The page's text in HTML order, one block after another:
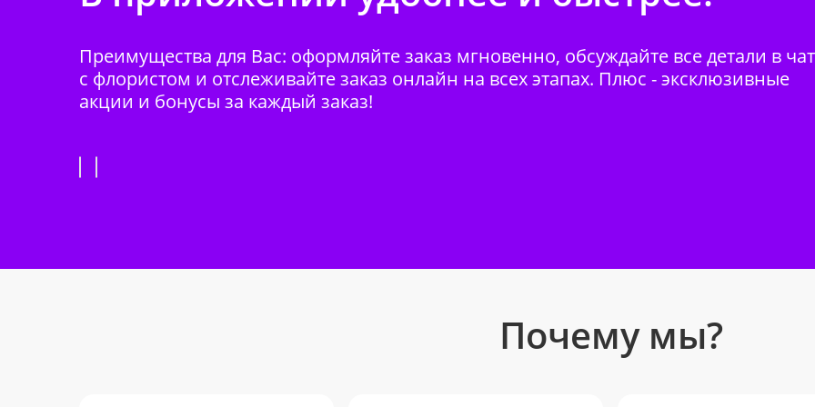
Преимущества для Вас: оформляйте заказ мгновенно, обсуждайте все детали в
с флористом и отслеживайте заказ онлайн на всех этапах. Плюс - эксклюзивные
акции и бонусы за каждый заказ!
Почему мы?